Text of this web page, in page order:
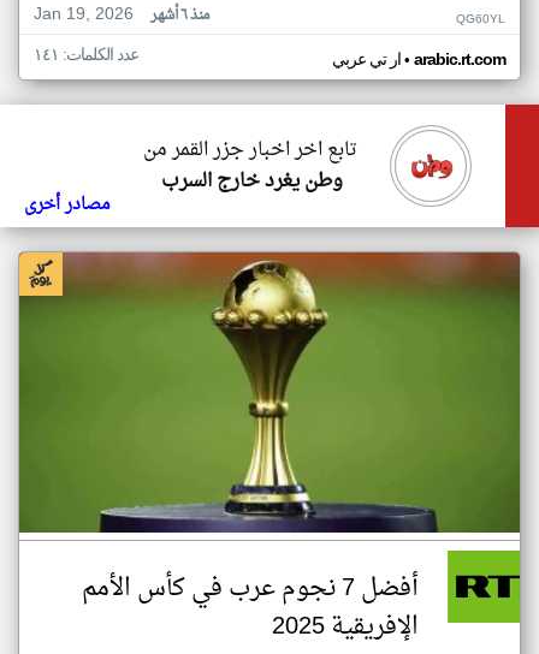
Jan 19, 2026
منذ ٦ أشهر QG60YL
ار تي عربي• arabic.rt.com عدد الكلمات: ١٤١
تابع اخر اخبار جزر القمر من
وطن يغرد خارج السرب
مصادر أخرى
أفضل 7 نجوم عرب في كأس الأمم
الإفريقية 2025